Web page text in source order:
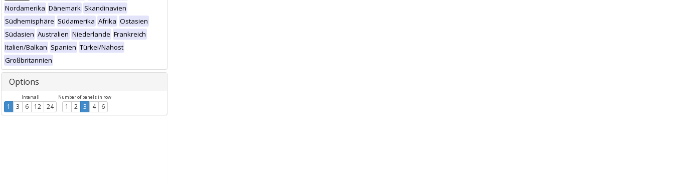
Nordamerika Dänemark Skandinavien
Südhemisphäre Südamerika Afrika Ostasien
Südasien Australien Niederlande Frankreich
Italien/Balkan Spanien Türkei/Nahost
Großbritannien
Options
Intervall
1 3 6 12 24
Number of panels in row
1 2 3 4 6